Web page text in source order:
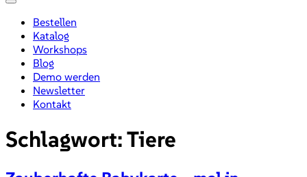
Menü
Bestellen
Katalog
Workshops
Blog
Demo werden
Newsletter
Kontakt
Schlagwort:Tiere